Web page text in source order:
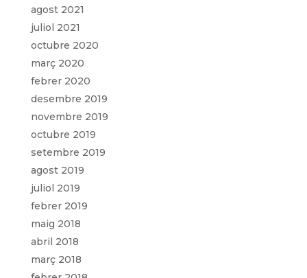
agost 2021
juliol 2021
octubre 2020
març 2020
febrer 2020
desembre 2019
novembre 2019
octubre 2019
setembre 2019
agost 2019
juliol 2019
febrer 2019
maig 2018
abril 2018
març 2018